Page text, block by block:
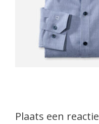
Plaats een reactie